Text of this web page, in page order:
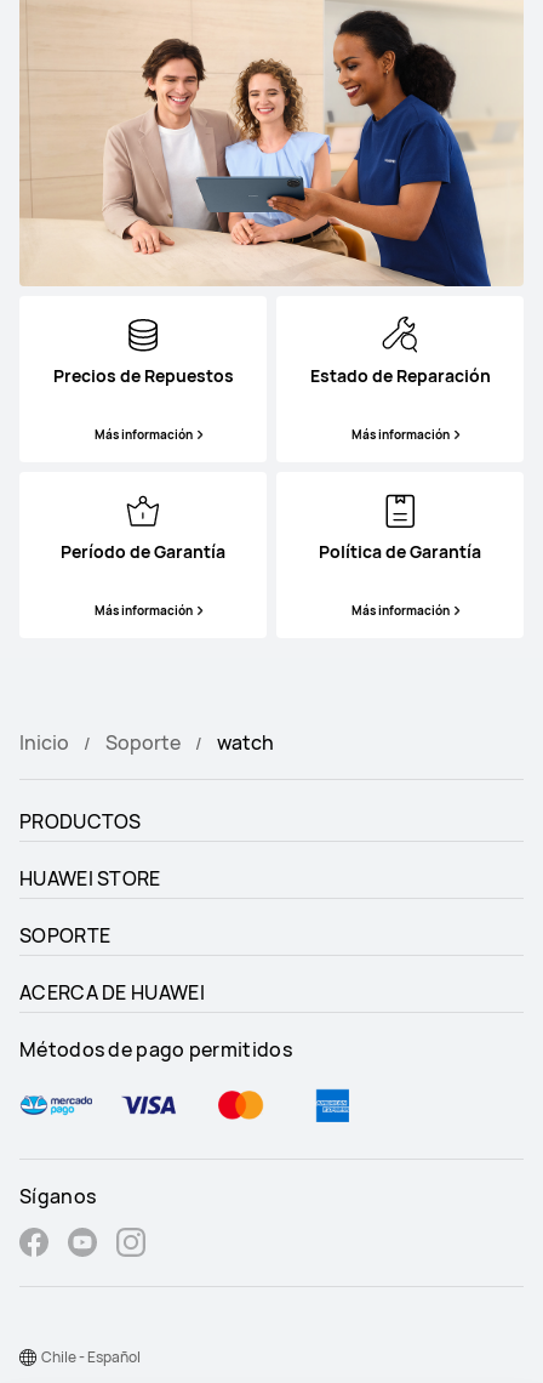
Precios de Repuestos
Más información
Estado de Reparación
Más información
Período de Garantía
Más información
Política de Garantía
Más información
Inicio Soporte watch
PRODUCTOS
HUAWEI STORE
SOPORTE
ACERCA DE HUAWEI
Métodos de pago permitidos
Síganos
Chile - Español